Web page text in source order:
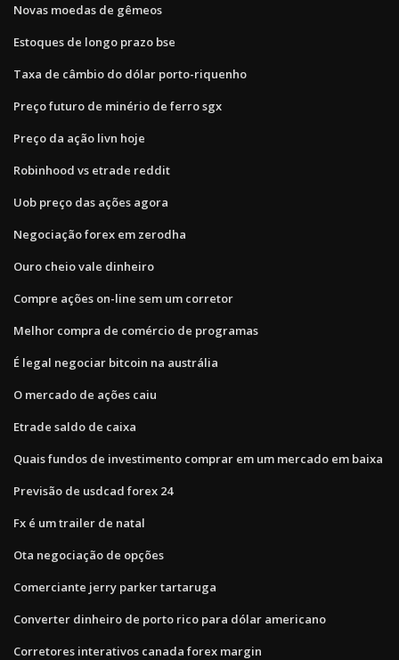
Novas moedas de gêmeos
Estoques de longo prazo bse
Taxa de câmbio do dólar porto-riquenho
Preço futuro de minério de ferro sgx
Preço da ação livn hoje
Robinhood vs etrade reddit
Uob preço das ações agora
Negociação forex em zerodha
Ouro cheio vale dinheiro
Compre ações on-line sem um corretor
Melhor compra de comércio de programas
É legal negociar bitcoin na austrália
O mercado de ações caiu
Etrade saldo de caixa
Quais fundos de investimento comprar em um mercado em baixa
Previsão de usdcad forex 24
Fx é um trailer de natal
Ota negociação de opções
Comerciante jerry parker tartaruga
Converter dinheiro de porto rico para dólar americano
Corretores interativos canada forex margin